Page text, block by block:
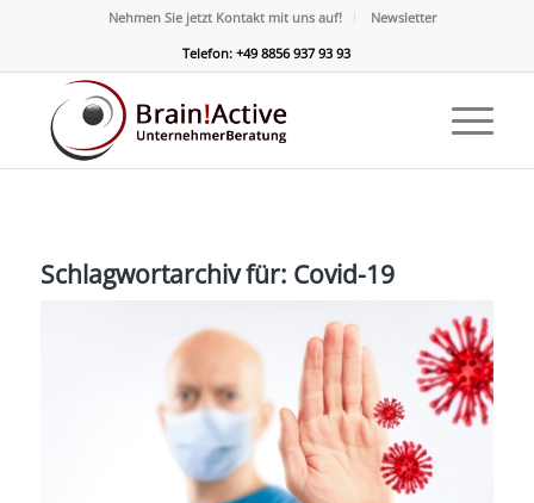
Nehmen Sie jetzt Kontakt mit uns auf!
Newsletter
Telefon: +49 8856 937 93 93
Schlagwortarchiv für: Covid-19